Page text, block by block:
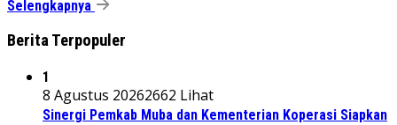
Selengkapnya
Berita Terpopuler
1
8 Agustus 20262662 Lihat
Sinergi Pemkab Muba dan Kementerian Koperasi Siapkan